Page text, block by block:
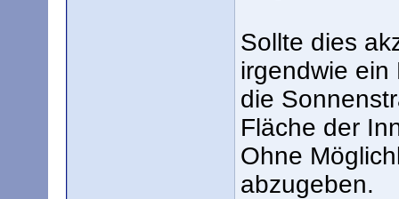
Sollte dies
irgendwie ein
die
Fläche der
Ohne
abzugeben.